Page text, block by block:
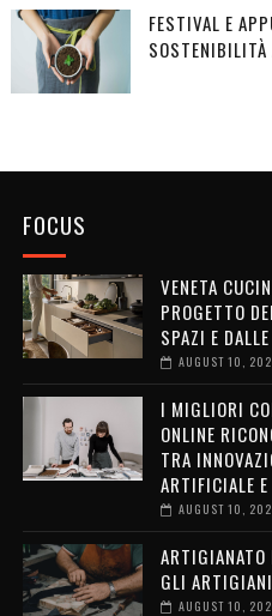
FESTIVAL E
SOSTENIBILITÀ
FOCUS
VENETA
PROGETTO
SPAZI E
AUGUST 10,
I MIGLIORI
ONLINE
TRA
ARTIFICIALE
AUGUST 10,
ARTIGIANATO
GLI
AUGUST 10,